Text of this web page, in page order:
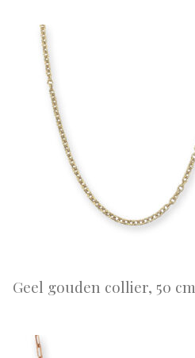
Geel gouden collier, 50 cm